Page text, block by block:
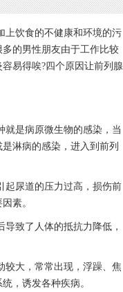
上饮食的不健康和环境的污
的男性朋友由于工作比较
易得唉?四个原因让前列腺
就是病原微生物的感染，当
淋病的感染，进入到前列
起尿道的压力过高，损伤前
素。
致了人体的抵抗力降低，
较大，常常出现，浮躁、焦
，诱发各种疾病。